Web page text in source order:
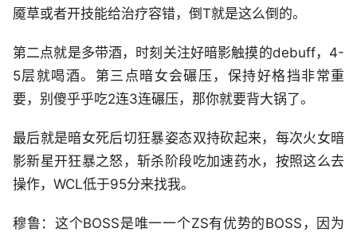
魇草或者开技能给治疗容错，倒T就是这么倒的。
第二点就是多带酒，时刻关注好暗影触摸的debuff，4-
5层就喝酒。第三点暗女会碾压，保持好格挡非常重
要，别傻乎乎吃2连3连碾压，那你就要背大锅了。
最后就是暗女死后切狂暴姿态双持砍起来，每次火女暗
影新星开狂暴之怒，斩杀阶段吃加速药水，按照这么去
操作，WCL低于95分来找我。
穆鲁：这个BOSS是唯一一个ZS有优势的BOSS，因为